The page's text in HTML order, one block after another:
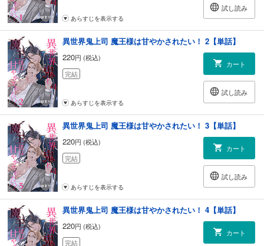
試し読み
あらすじを表示する
異世界鬼上司 魔王様は甘やかされたい！ 2【単話】
220円 (税込)
完結
カート
試し読み
あらすじを表示する
異世界鬼上司 魔王様は甘やかされたい！ 3【単話】
220円 (税込)
完結
カート
試し読み
あらすじを表示する
異世界鬼上司 魔王様は甘やかされたい！ 4【単話】
220円 (税込)
完結
カート